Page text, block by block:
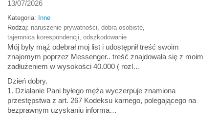
13/07/2026
Kategoria: Inne
Rodzaj: naruszenie prywatności dobra osobiste
tajemnica korespondencji odszkodowanie
Mój były mąż odebrał moj list i udostępnił treść swoim
znajomym poprzez Messenger.. treść znajdowała się z moim
zadłużeniem w wysokości 40.000 ( rozl…
Dzień dobry.
1. Działanie Pani byłego męża wyczerpuje znamiona
przestępstwa z art. 267 Kodeksu karnego, polegającego na
bezprawnym uzyskaniu informa…